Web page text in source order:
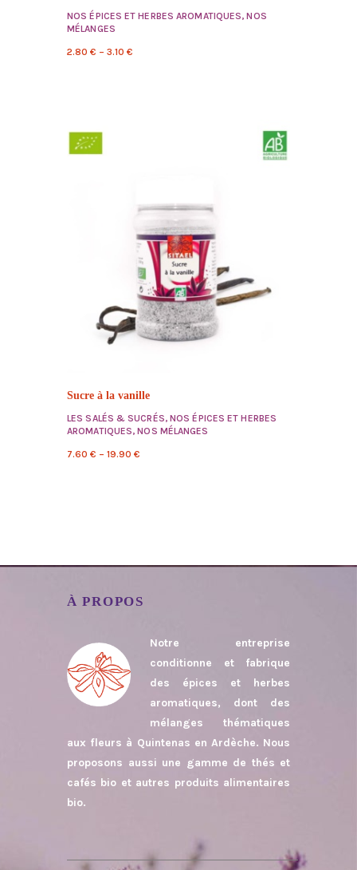
NOS ÉPICES ET HERBES AROMATIQUES,NOS
MÉLANGES
2.80 € – 3.10 €
Sucre à la vanille
LES SALÉS & SUCRÉS,NOS ÉPICES ET HERBES
AROMATIQUES,NOS MÉLANGES
7.60 € – 19.90 €
À PROPOS
Notre entreprise
conditionne et fabrique
des épices et herbes
aromatiques, dont des
mélanges thématiques
aux fleurs à Quintenas en Ardèche. Nous
proposons aussi une gamme de thés et
cafés bio et autres produits alimentaires
bio.